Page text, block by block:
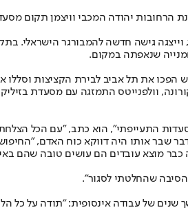
וולפגנג שף בורגר, וייצגה גישה חדשה להמבורגר
שנאפתה במקום.
סניפים בלילינבלום, אבן גבירול, ואף יצאה מגבולות תל אביב. ב-2022, לאחר
והצלחה, יונגר מסביר שהתמודד עם אתגרים לא מעטים: "אחרי 10 שנים ביהודה
שבר אותו היה דווקא כוח האדם,
הסיבה שהחלטתי לסגור".
של עבודה אינסופית: "תודה על כל